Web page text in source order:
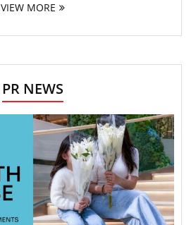
VIEW MORE
PR NEWS